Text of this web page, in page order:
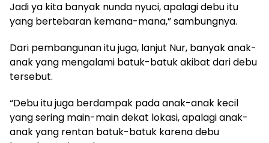
Jadi ya kita banyak nunda nyuci, apalagi debu itu
yang bertebaran kemana-mana,” sambungnya.
Dari pembangunan itu juga, lanjut Nur, banyak anak-
anak yang mengalami batuk-batuk akibat dari debu
tersebut.
“Debu itu juga berdampak pada anak-anak kecil
yang sering main-main dekat lokasi, apalagi anak-
anak yang rentan batuk-batuk karena debu